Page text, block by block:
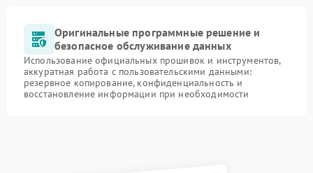
Оригинальные программные решение и
безопасное обслуживание данных
Использование официальных прошивок и инструментов,
аккуратная работа с пользовательскими данными:
резервное копирование, конфиденциальность и
восстановление информации при необходимости